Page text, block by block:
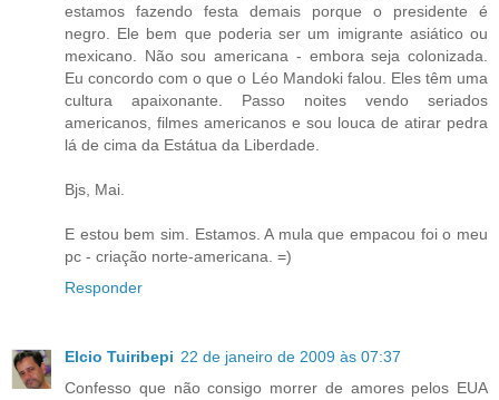
estamos fazendo festa demais porque o presidente é
negro. Ele bem que poderia ser um imigrante asiático ou
mexicano. Não sou americana - embora seja colonizada.
Eu concordo com o que o Léo Mandoki falou. Eles têm uma
cultura apaixonante. Passo noites vendo seriados
americanos, filmes americanos e sou louca de atirar pedra
lá de cima da Estátua da Liberdade.
Bjs, Mai.
E estou bem sim. Estamos. A mula que empacou foi o meu
pc - criação norte-americana. =)
Responder
Elcio Tuiribepi 22 de janeiro de 2009 às 07:37
Confesso que não consigo morrer de amores pelos EUA